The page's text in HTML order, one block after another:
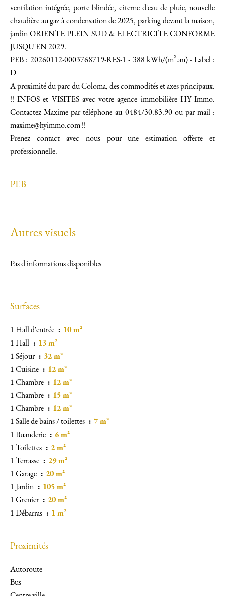
ventilation intégrée, porte blindée, citerne d'eau de pluie, nouvelle
chaudière au gaz à condensation de 2025, parking devant la maison,
jardin ORIENTE PLEIN SUD & ELECTRICITE CONFORME
JUSQU'EN 2029.
PEB : 20260112-0003768719-RES-1 - 388 kWh/(m².an) - Label :
D
A proximité du parc du Coloma, des commodités et axes principaux.
!! INFOS et VISITES avec votre agence immobilière HY Immo.
Contactez Maxime par téléphone au 0484/30.83.90 ou par mail :
maxime@hyimmo.com !!
Prenez contact avec nous pour une estimation offerte et
professionnelle.
PEB
Autres visuels
Pas d'informations disponibles
Surfaces
1 Hall d'entrée
10 m²
1 Hall
13 m²
1 Séjour
32 m²
1 Cuisine
12 m²
1 Chambre
12 m²
1 Chambre
15 m²
1 Chambre
12 m²
1 Salle de bains / toilettes
7 m²
1 Buanderie
6 m²
1 Toilettes
2 m²
1 Terrasse
29 m²
1 Garage
20 m²
1 Jardin
105 m²
1 Grenier
20 m²
1 Débarras
1 m²
Proximités
Autoroute
Bus